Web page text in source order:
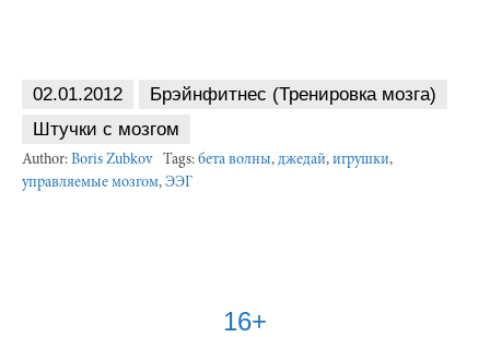
02.01.2012
Брэйнфитнес (Тренировка мозга)
Штучки с мозгом
Author: Boris Zubkov Tags: бета волны, джедай, игрушки,
управляемые мозгом, ЭЭГ
16+